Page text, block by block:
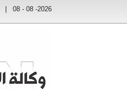
2026- 08 - 08